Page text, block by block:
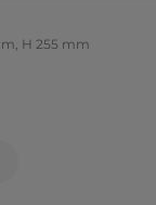
H 255 mm